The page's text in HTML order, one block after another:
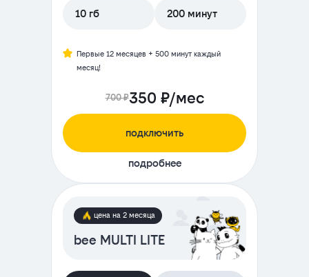
10 гб 200 минут
Первые 12 месяцев + 500 минут каждый
месяц!
700 ₽350 ₽/мес
подключить
подробнее
цена на 2 месяца
bee MULTI LITE